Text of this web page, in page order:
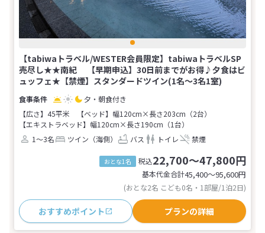
【tabiwaトラベル/WESTER会員限定】tabiwaトラベルSP
売尽し★★南紀 【早期申込】30日前までがお得♪夕食はビ
ュッフェ★【禁煙】スタンダードツイン(1名～3名1室)
夕・朝食付き
【広さ】45平米
【ベッド】幅120cm×長さ203cm（2台）
【エキストラベッド】幅120cm×長さ190cm（1台）
1～3名
ツイン（海側） バス トイレ 禁煙
おとな1名 税込22,700～47,800円
基本代金合計45,400〜95,600円
(おとな2名 こども0名・1部屋/1泊2日)
おすすめポイント プランの詳細